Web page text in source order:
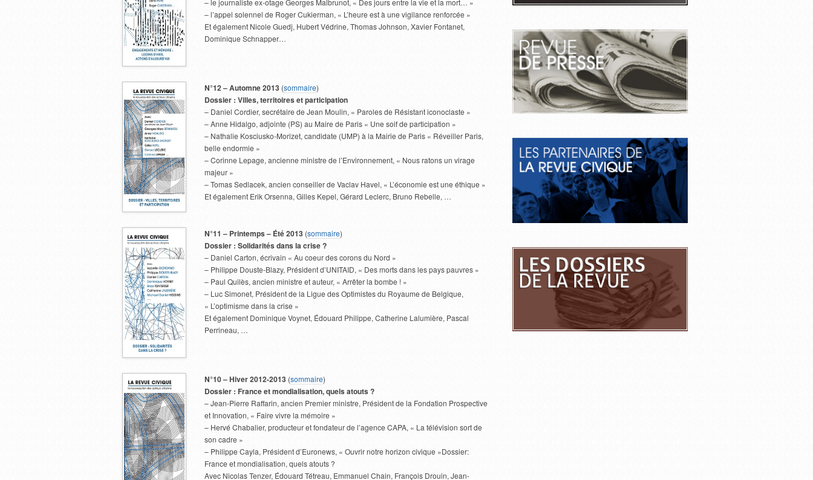
– le journaliste ex-otage Georges Malbrunot, « Des jours entre la vie et la mort… »
– l’appel solennel de Roger Cukierman, « L’heure est à une vigilance renforcée »
Et également Nicole Guedj, Hubert Védrine, Thomas Johnson, Xavier Fontanet,
Dominique Schnapper…
N°12 – Automne 2013 (sommaire)
Dossier : Villes, territoires et participation
– Daniel Cordier, secrétaire de Jean Moulin, « Paroles de Résistant iconoclaste »
– Anne Hidalgo, adjointe (PS) au Maire de Paris « Une soif de participation »
– Nathalie Kosciusko-Morizet, candidate (UMP) à la Mairie de Paris « Réveiller Paris,
belle endormie »
– Corinne Lepage, ancienne ministre de l’Environnement, « Nous ratons un virage
majeur »
– Tomas Sedlacek, ancien conseiller de Vaclav Havel, « L’économie est une éthique »
Et également Erik Orsenna, Gilles Kepel, Gérard Leclerc, Bruno Rebelle, …
N°11 – Printemps – Été 2013 (sommaire)
Dossier : Solidarités dans la crise ?
– Daniel Carton, écrivain « Au coeur des corons du Nord »
– Philippe Douste-Blazy, Président d’UNITAID, « Des morts dans les pays pauvres »
– Paul Quilès, ancien ministre et auteur, « Arrêter la bombe ! »
– Luc Simonet, Président de la Ligue des Optimistes du Royaume de Belgique,
« L’optimisme dans la crise »
Et également Dominique Voynet, Édouard Philippe, Catherine Lalumière, Pascal
Perrineau, …
N°10 – Hiver 2012-2013 (sommaire)
Dossier : France et mondialisation, quels atouts ?
– Jean-Pierre Raffarin, ancien Premier ministre, Président de la Fondation Prospective
et Innovation, « Faire vivre la mémoire »
– Hervé Chabalier, producteur et fondateur de l’agence CAPA, « La télévision sort de
son cadre »
– Philippe Cayla, Président d’Euronews, « Ouvrir notre horizon civique »Dossier:
France et mondialisation, quels atouts ?
Avec Nicolas Tenzer, Édouard Tétreau, Emmanuel Chain, François Drouin, Jean-